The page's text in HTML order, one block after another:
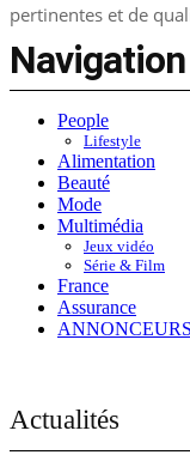
pertinentes et de
Navigation
People
Lifestyle
Alimentation
Beauté
Mode
Multimédia
Jeux vidéo
Série & Film
France
Assurance
ANNONCEURS
Actualités